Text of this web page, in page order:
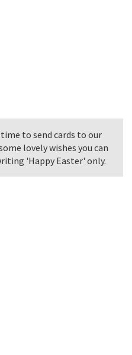
to send cards to our
lovely wishes you can
'Happy Easter' only.